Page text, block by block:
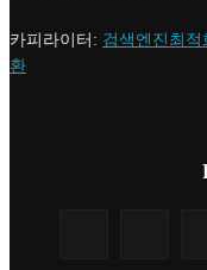
카피라이터: 검색엔진최적
환